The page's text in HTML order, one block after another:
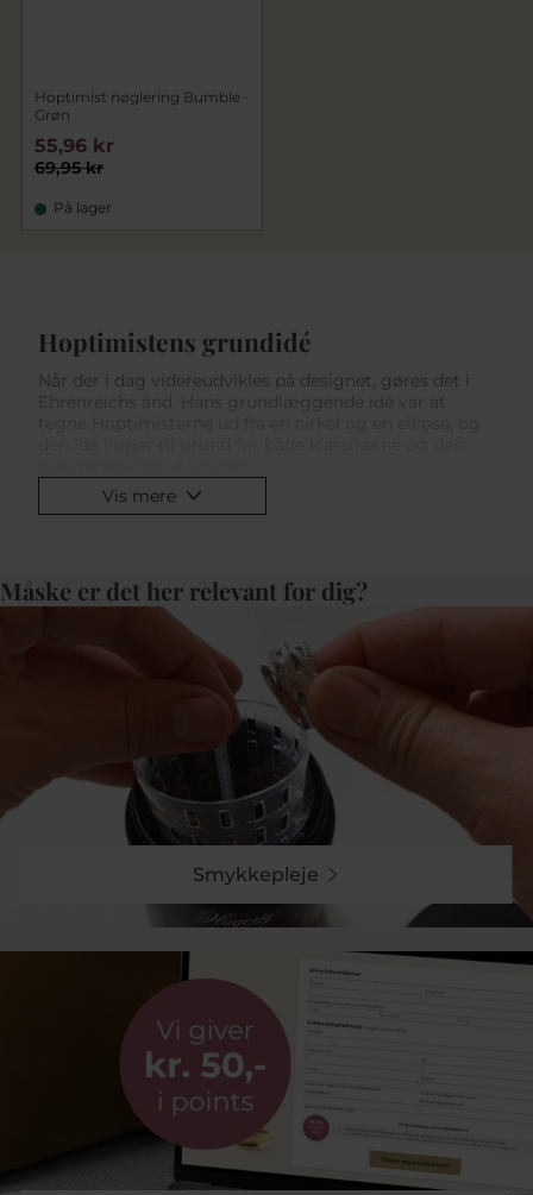
Hoptimist nøglering Bumble -
Grøn
69,95 kr
55,96 kr
På lager
Hoptimistens grundidé
Når der i dag videreudvikles på designet, gøres det i
Ehrenreichs ånd. Hans grundlæggende idé var at
Vis mere
Måske er det her relevant for dig?
Smykkepleje